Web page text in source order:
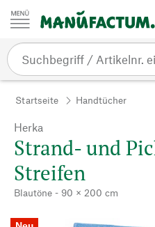
Zum Inhalt springen
Startseite Handtücher
Herka
Strand- und
Streifen
Blautöne - 90 × 200 cm